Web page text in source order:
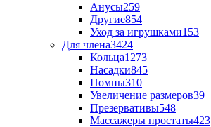
Анусы259
Другие854
Уход за игрушками153
Для члена3424
Кольца1273
Насадки845
Помпы310
Увеличение размеров39
Презервативы548
Массажеры простаты423